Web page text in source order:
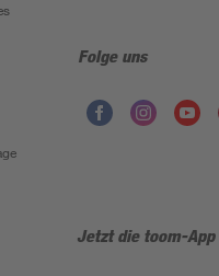
Folge uns
Jetzt die toom-